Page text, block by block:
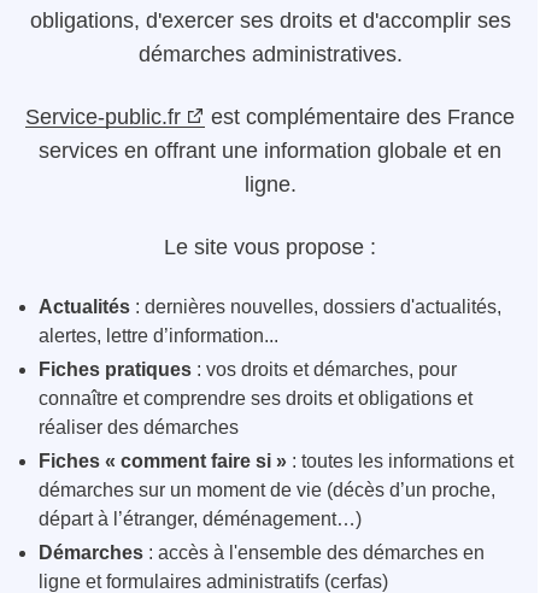
obligations, d'exercer ses droits et d'accomplir ses
démarches administratives.
Service-public.fr
est complémentaire des France
services en offrant une information globale et en
ligne.
Le site vous propose :
Actualités : dernières nouvelles, dossiers d'actualités,
alertes, lettre d’information...
Fiches pratiques : vos droits et démarches, pour
connaître et comprendre ses droits et obligations et
réaliser des démarches
Fiches « comment faire si » : toutes les informations et
démarches sur un moment de vie (décès d’un proche,
départ à l’étranger, déménagement…)
Démarches : accès à l'ensemble des démarches en
ligne et formulaires administratifs (cerfas)